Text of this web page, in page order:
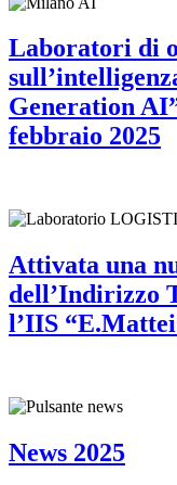
Laboratori di
Generation
febbraio 2025
Attivata una
dell’Indirizzo
l’IIS
News 2025